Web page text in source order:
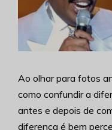
Ao olhar para fotos
como confundir a
antes e depois de
diferença é bem